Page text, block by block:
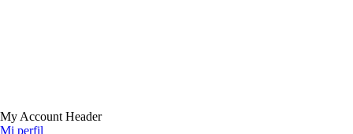
My Account Header
Mi perfil